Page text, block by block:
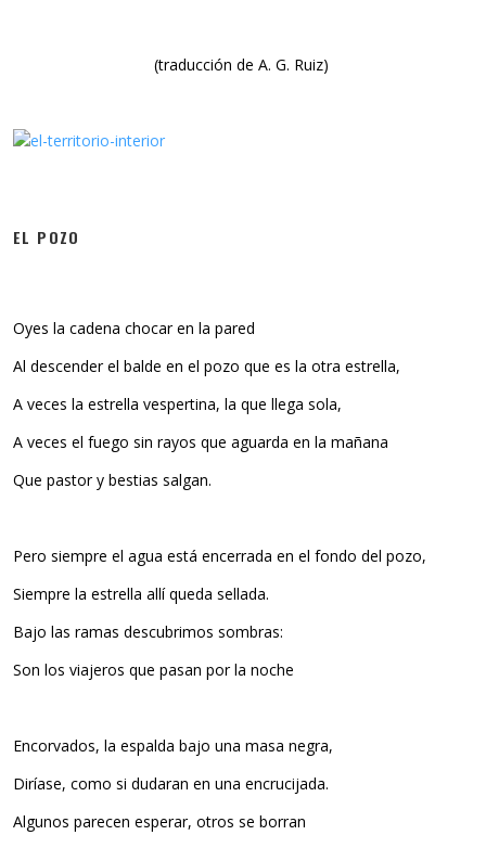
(traducción de A. G. Ruiz)
EL POZO
Oyes la cadena chocar en la pared
Al descender el balde en el pozo que es la otra estrella,
A veces la estrella vespertina, la que llega sola,
A veces el fuego sin rayos que aguarda en la mañana
Que pastor y bestias salgan.
Pero siempre el agua está encerrada en el fondo del pozo,
Siempre la estrella allí queda sellada.
Bajo las ramas descubrimos sombras:
Son los viajeros que pasan por la noche
Encorvados, la espalda bajo una masa negra,
Diríase, como si dudaran en una encrucijada.
Algunos parecen esperar, otros se borran